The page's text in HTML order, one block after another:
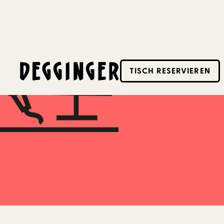
Dieses Event hat schon stattgefunden! Schaue
TISCH RESERVIEREN
19.12.2024 -19.12.2024